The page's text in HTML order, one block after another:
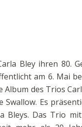
Bley ihren 80.
am 6. Mai
Album des Trios
Swallow. Es
Bleys. Das Trio